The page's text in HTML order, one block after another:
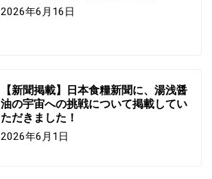
2026年6月16日
【新聞掲載】日本食糧新聞に、湯浅醤
油の宇宙への挑戦について掲載してい
ただきました！
2026年6月1日